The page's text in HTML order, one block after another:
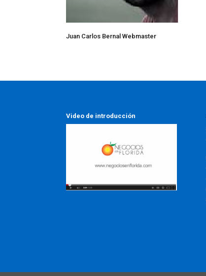
Juan Carlos Bernal Webmaster
Video de introducción